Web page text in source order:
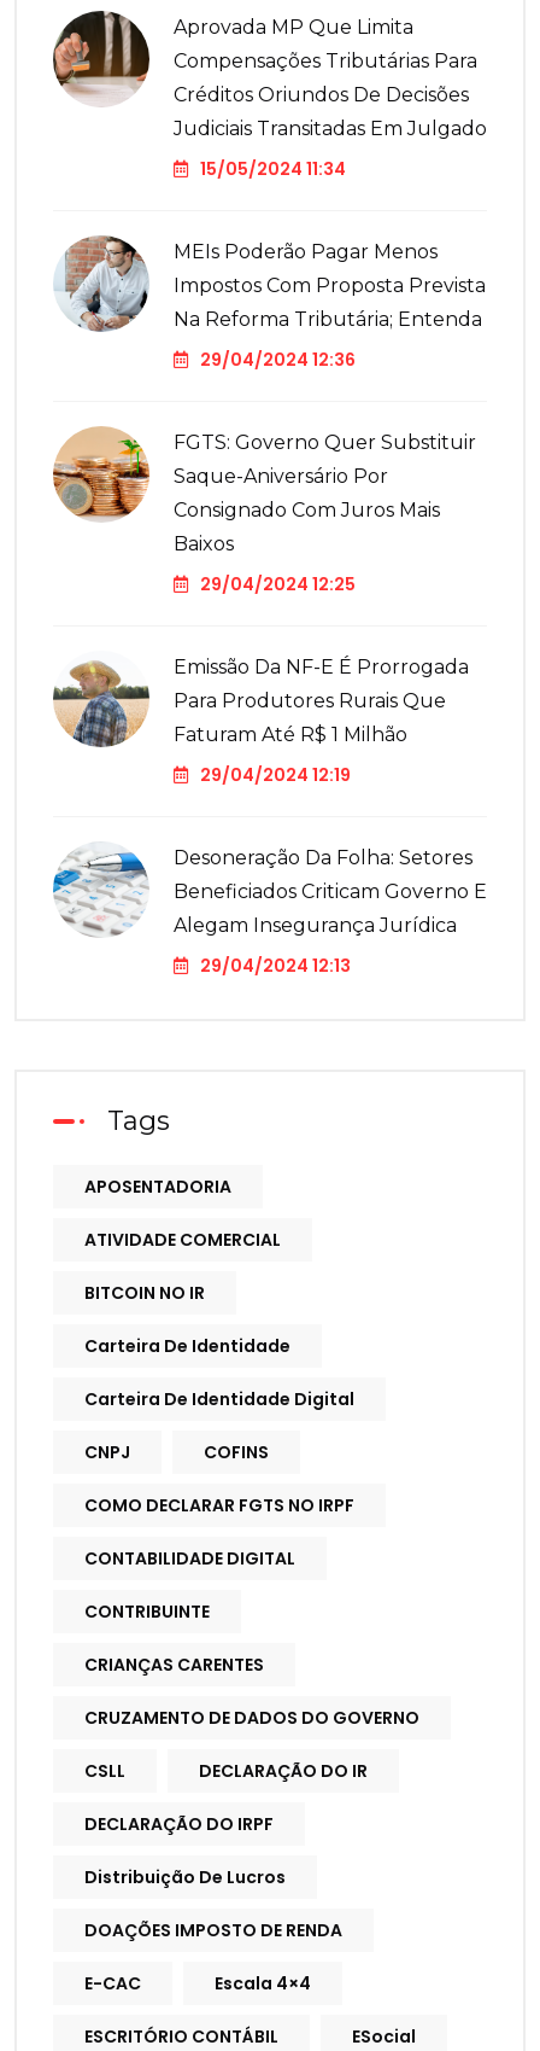
Aprovada MP Que Limita
Compensações Tributárias Para
Créditos Oriundos De Decisões
Judiciais Transitadas Em Julgado
15/05/2024 11:34
MEIs Poderão Pagar Menos
Impostos Com Proposta Prevista
Na Reforma Tributária; Entenda
29/04/2024 12:36
FGTS: Governo Quer Substituir
Saque-Aniversário Por
Consignado Com Juros Mais
Baixos
29/04/2024 12:25
Emissão Da NF-E É Prorrogada
Para Produtores Rurais Que
Faturam Até R$ 1 Milhão
29/04/2024 12:19
Desoneração Da Folha: Setores
Beneficiados Criticam Governo E
Alegam Insegurança Jurídica
29/04/2024 12:13
Tags
APOSENTADORIA
ATIVIDADE COMERCIAL
BITCOIN NO IR
Carteira De Identidade
Carteira De Identidade Digital
CNPJ COFINS
COMO DECLARAR FGTS NO IRPF
CONTABILIDADE DIGITAL
CONTRIBUINTE
CRIANÇAS CARENTES
CRUZAMENTO DE DADOS DO GOVERNO
CSLL DECLARAÇÃO DO IR
DECLARAÇÃO DO IRPF
Distribuição De Lucros
DOAÇÕES IMPOSTO DE RENDA
E-CAC Escala 4×4
ESCRITÓRIO CONTÁBIL ESocial